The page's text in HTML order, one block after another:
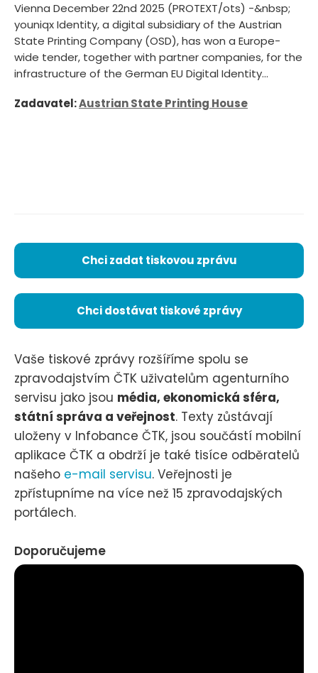
Vienna December 22nd 2025 (PROTEXT/ots) -&nbsp;
youniqx Identity, a digital subsidiary of the Austrian
State Printing Company (OSD), has won a Europe-
wide tender, together with partner companies, for the
infrastructure of the German EU Digital Identity...
Zadavatel:Austrian State Printing House
Chci zadat tiskovou zprávu
Chci dostávat tiskové zprávy
Vaše tiskové zprávy rozšíříme spolu se
zpravodajstvím ČTK uživatelům agenturního
servisu jako jsou média, ekonomická sféra,
státní správa a veřejnost. Texty zůstávají
uloženy v Infobance ČTK, jsou součástí mobilní
aplikace ČTK a obdrží je také tisíce odběratelů
našeho e-mail servisu. Veřejnosti je
zpřístupníme na více než 15 zpravodajských
portálech.
Doporučujeme